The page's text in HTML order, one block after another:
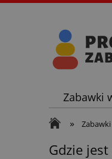
Zabawki
» Zabawki
Gdzie